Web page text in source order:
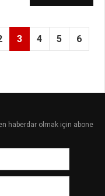
3 4 5 6
haberdar olmak için abone